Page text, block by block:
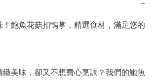
−
！鮑魚花菇扣鴨掌，精選食材，滿足您的
美味，卻又不想費心烹調？我們的鮑魚